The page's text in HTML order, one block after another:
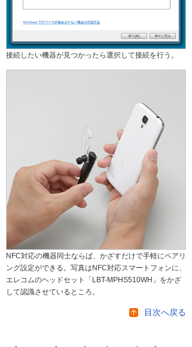
接続したい機器が見つかったら選択して接続を行う。
NFC対応の機器同士ならば、かざすだけで手軽にペアリ
ング設定ができる。写真はNFC対応スマートフォンに、
エレコムのヘッドセット「LBT-MPHS510WH」をかざ
して認識させているところ。
目次へ戻る